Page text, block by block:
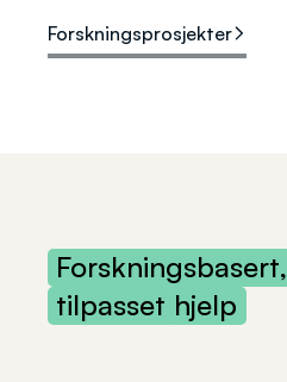
Forskningsprosjekter
Forskningsbasert,
tilpasset hjelp